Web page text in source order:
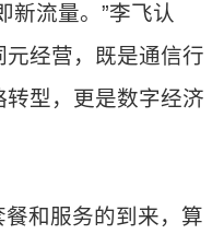
新流量。”李飞认
经营，既是通信行
型，更是数字经济
和服务的到来，算